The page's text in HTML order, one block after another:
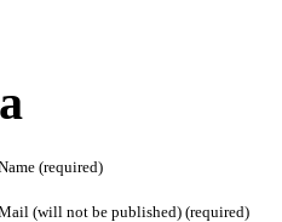
(required)
(will not be published) (required)